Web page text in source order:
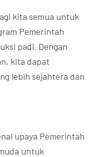
kita semua untuk
Pemerintah
padi. Dengan
kita dapat
lebih sejahtera dan
upaya Pemerintah
untuk